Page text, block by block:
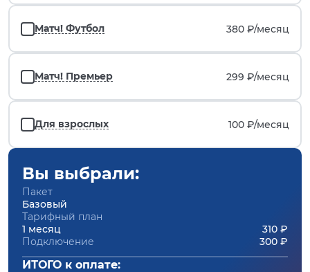
Матч! Футбол 380 ₽/месяц
Матч! Премьер 299 ₽/месяц
Для взрослых 100 ₽/месяц
Вы выбрали:
Пакет
Базовый
Тарифный план
1 месяц
310 ₽
Подключение
300 ₽
ИТОГО к оплате: